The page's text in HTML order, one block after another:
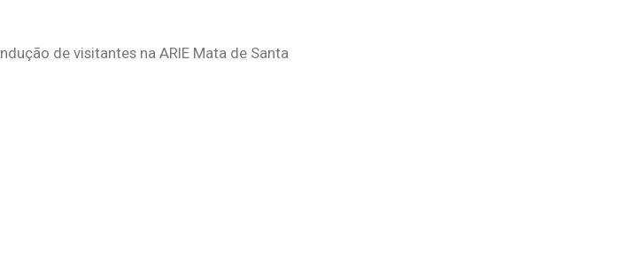
de visitantes na ARIE Mata de Santa